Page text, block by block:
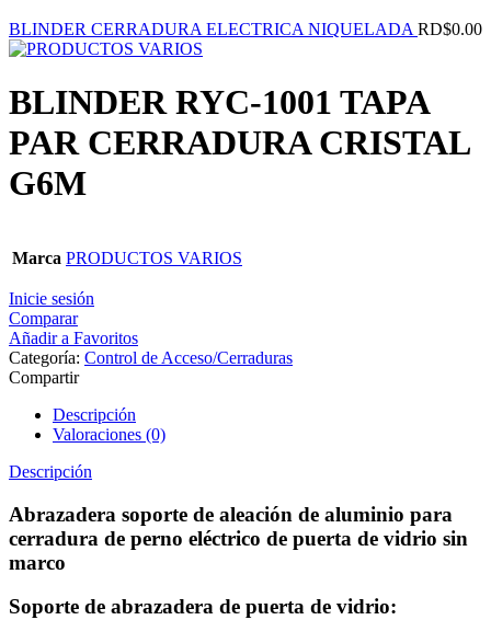
BLINDER CERRADURA ELECTRICA NIQUELADA RD$0.00
BLINDER RYC-1001 TAPA
PAR CERRADURA CRISTAL
G6M
Marca PRODUCTOS VARIOS
Inicie sesión
Comparar
Añadir a Favoritos
Categoría: Control de Acceso/Cerraduras
Compartir
Descripción
Valoraciones (0)
Descripción
Abrazadera soporte de aleación de aluminio para
cerradura de perno eléctrico de puerta de vidrio sin
marco
Soporte de abrazadera de puerta de vidrio: